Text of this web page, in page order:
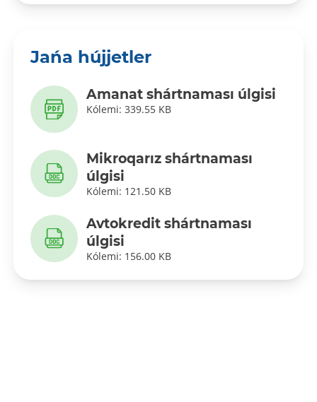
Jańa hújjetler
Amanat shártnaması úlgisi
Kólemi: 339.55 KB
Mikroqarız shártnaması
úlgisi
Kólemi: 121.50 KB
Avtokredit shártnaması
úlgisi
Kólemi: 156.00 KB